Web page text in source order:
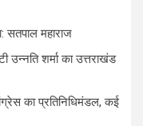
सतपाल महाराज
शर्मा का उत्तराखंड
का प्रतिनिधिमंडल, कई